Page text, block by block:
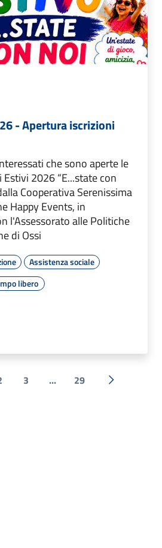
- Apertura iscrizioni
che sono aperte le
2026 “E...state con
Cooperativa Serenissima
Happy Events, in
l'Assessorato alle Politiche
di Ossi
Assistenza sociale
libero
3 ... 29 Successiva